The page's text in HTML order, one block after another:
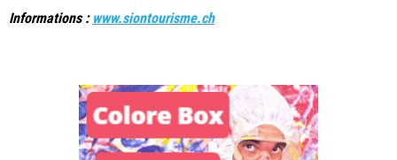
Informations : www.siontourisme.ch